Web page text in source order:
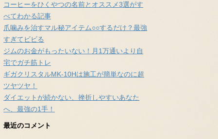
コーヒーをひくやつの名前とオススメ3選がす
べてわかる記事
爪噛みを治すマル秘アイテム○○するだけ？最強
すぎてビビる
ジムのお金がもったいない！月1万通いより自
宅でガチ筋トレ
ギガクリスタルMK-10Hは施工が簡単なのに超
ツヤツヤ！
ダイエットが続かない、挫折しやすいあなた
へ、最強の1手！
最近のコメント